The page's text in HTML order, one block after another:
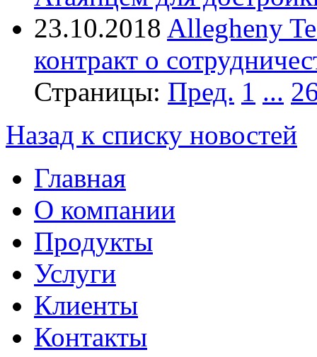
23.10.2018 Allegheny
контракт о
Страницы: Пред. 1 ...
Назад к списку новостей
Главная
О компании
Продукты
Услуги
Клиенты
Контакты